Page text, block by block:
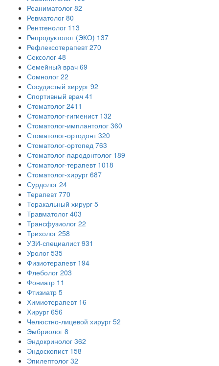
Реаниматолог 82
Ревматолог 80
Рентгенолог 113
Репродуктолог (ЭКО) 137
Рефлексотерапевт 270
Сексолог 48
Семейный врач 69
Сомнолог 22
Сосудистый хирург 92
Спортивный врач 41
Стоматолог 2411
Стоматолог-гигиенист 132
Стоматолог-имплантолог 360
Стоматолог-ортодонт 320
Стоматолог-ортопед 763
Стоматолог-пародонтолог 189
Стоматолог-терапевт 1018
Стоматолог-хирург 687
Сурдолог 24
Терапевт 770
Торакальный хирург 5
Травматолог 403
Трансфузиолог 22
Трихолог 258
УЗИ-специалист 931
Уролог 535
Физиотерапевт 194
Флеболог 203
Фониатр 11
Фтизиатр 5
Химиотерапевт 16
Хирург 656
Челюстно-лицевой хирург 52
Эмбриолог 8
Эндокринолог 362
Эндоскопист 158
Эпилептолог 32